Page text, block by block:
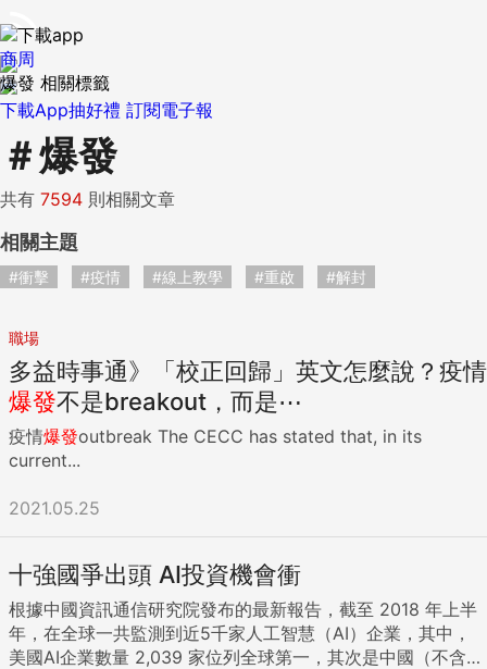
下載App抽好禮 訂閱電子報
商周
爆發 相關標籤
＃爆發
共有 7594 則相關文章
相關主題
#衝擊 #疫情 #線上教學 #重啟 #解封
職場
多益時事通》「校正回歸」英文怎麼說？疫情
爆發不是breakout，而是⋯
疫情爆發outbreak The CECC has stated that, in its
current...
2021.05.25
十強國爭出頭 AI投資機會衝
根據中國資訊通信研究院發布的最新報告，截至 2018 年上半
年，在全球一共監測到近5千家人工智慧（AI）企業，其中，
美國AI企業數量 2,039 家位列全球第一，其次是中國（不含港